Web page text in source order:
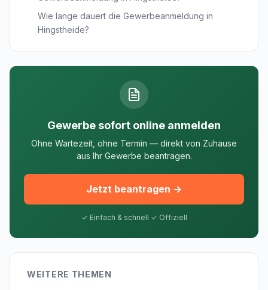
Wie lange dauert die Gewerbeanmeldung in
Hingstheide?
Gewerbe sofort online anmelden
Ohne Wartezeit, ohne Termin — direkt von Zuhause
aus Ihr Gewerbe beantragen.
Jetzt beantragen →
✓ Einfach & schnell ✓ Offiziell
WEITERE THEMEN